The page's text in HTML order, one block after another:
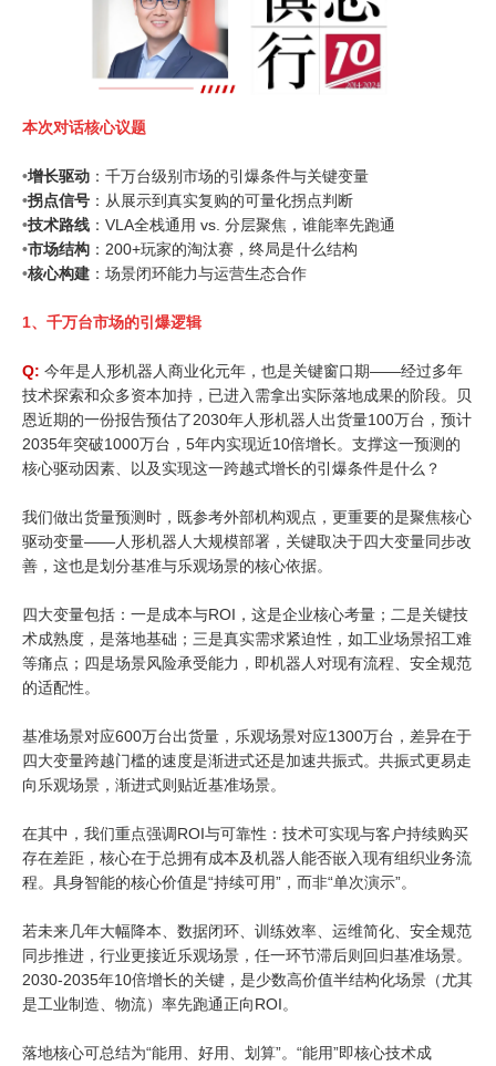
本次对话核心议题
•增长驱动 ：千万台级别市场的引爆条件与关键变量
•拐点信号 ：从展示到真实复购的可量化拐点判断
•技术路线 ：VLA全栈通用 vs. 分层聚焦，谁能率先跑通
•市场结构 ：200+玩家的淘汰赛，终局是什么结构
•核心构建 ：场景闭环能力与运营生态合作
1、 千万台市场的引爆逻辑
Q: 今年是人形机器人商业化元年，也是关键窗口期——经过多年
技术探索和众多资本加持，已进入需拿出实际落地成果的阶段。贝
恩近期的一份报告预估了2030年人形机器人出货量100万台，预计
2035年突破1000万台，5年内实现近10倍增长。支撑这一预测的
核心驱动因素、以及实现这一跨越式增长的引爆条件是什么？
我们做出货量预测时，既参考外部机构观点，更重要的是聚焦核心
驱动变量——人形机器人大规模部署，关键取决于四大变量同步改
善，这也是划分基准与乐观场景的核心依据。
四大变量包括：一是成本与ROI，这是企业核心考量；二是关键技
术成熟度，是落地基础；三是真实需求紧迫性，如工业场景招工难
等痛点；四是场景风险承受能力，即机器人对现有流程、安全规范
的适配性。
基准场景对应600万台出货量，乐观场景对应1300万台，差异在于
四大变量跨越门槛的速度是渐进式还是加速共振式。共振式更易走
向乐观场景，渐进式则贴近基准场景。
在其中，我们重点强调ROI与可靠性：技术可实现与客户持续购买
存在差距，核心在于总拥有成本及机器人能否嵌入现有组织业务流
程。具身智能的核心价值是“持续可用”，而非“单次演示”。
若未来几年大幅降本、数据闭环、训练效率、运维简化、安全规范
同步推进，行业更接近乐观场景，任一环节滞后则回归基准场景。
2030-2035年10倍增长的关键，是少数高价值半结构化场景（尤其
是工业制造、物流）率先跑通正向ROI。
落地核心可总结为“能用、好用、划算”。“能用”即核心技术成